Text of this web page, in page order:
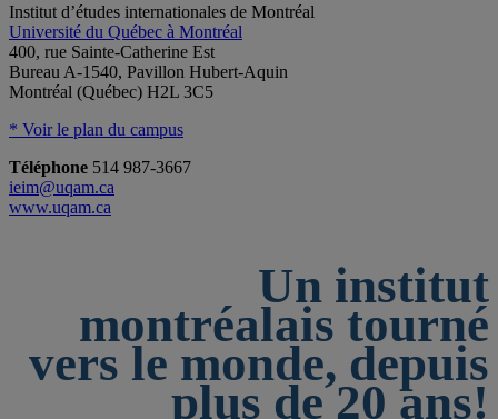
Institut d’études internationales de Montréal
Université du Québec à Montréal
400, rue Sainte-Catherine Est
Bureau A-1540, Pavillon Hubert-Aquin
Montréal (Québec) H2L 3C5
* Voir le plan du campus
Téléphone 514 987-3667
ieim@uqam.ca
www.uqam.ca
Un institut
montréalais tourné
vers le monde, depuis
plus de 20 ans!